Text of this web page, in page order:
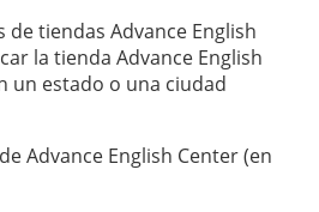
de tiendas Advance English
la tienda Advance English
un estado o una ciudad
Advance English Center (en